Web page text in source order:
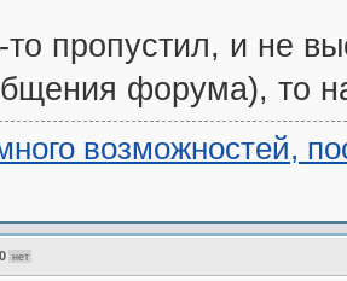
то пропустил, и не
форума), то
возможностей,
0 нет